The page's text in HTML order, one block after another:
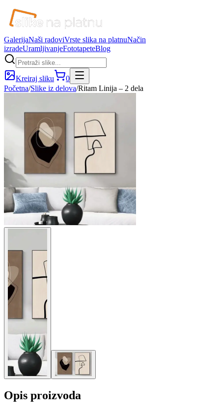
GalerijaNaši radoviVrste slika na platnuNačin
izradeUramljivanjeFototapeteBlog
Kreiraj sliku
0
Početna/Slike iz delova/Ritam Linija – 2 dela
Opis proizvoda